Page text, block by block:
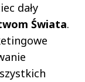
dały
Świata.